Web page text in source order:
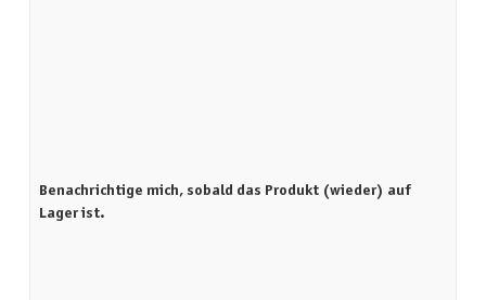
Benachrichtige mich, sobald das Produkt (wieder) auf
Lager ist.